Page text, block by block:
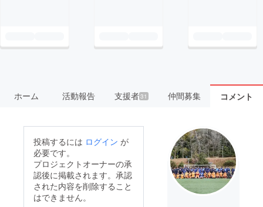
ホーム 活動報告 支援者31 仲間募集 コメント
投稿するには ログイン が
必要です。
プロジェクトオーナーの承
認後に掲載されます。承認
された内容を削除すること
はできません。